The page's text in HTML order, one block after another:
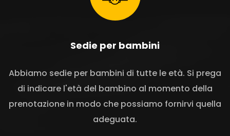
Sedie per bambini
Abbiamo sedie per bambini di tutte le età. Si prega
di indicare l'età del bambino al momento della
prenotazione in modo che possiamo fornirvi quella
adeguata.